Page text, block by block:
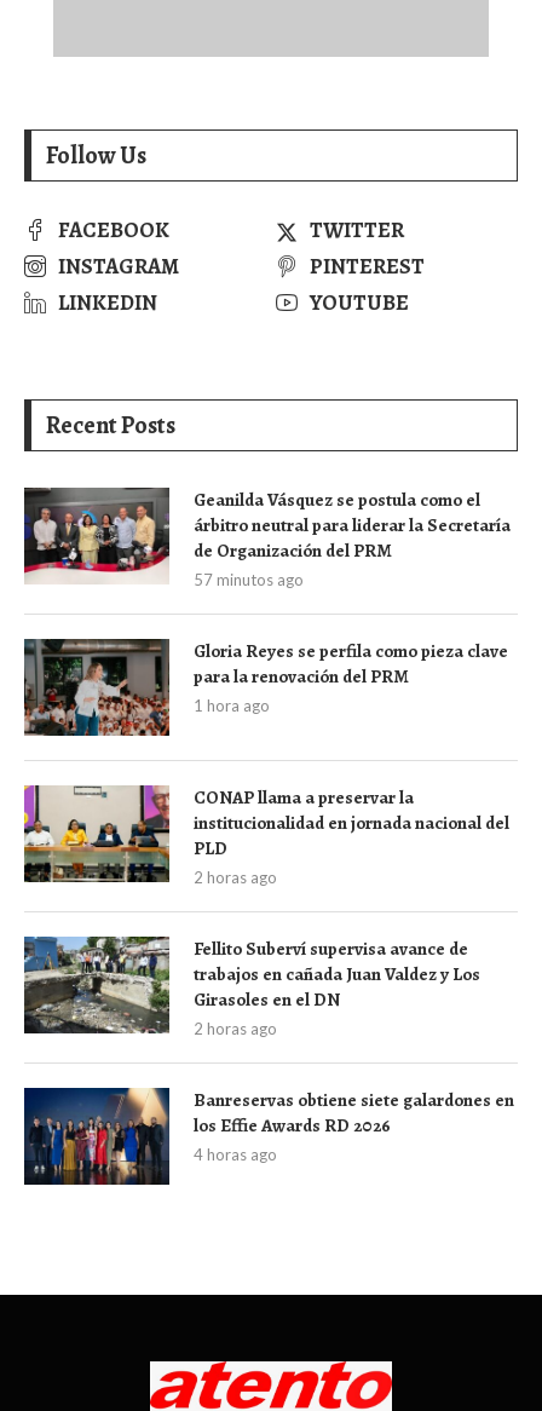
Follow Us
FACEBOOK
TWITTER
INSTAGRAM
PINTEREST
LINKEDIN
YOUTUBE
Recent Posts
Geanilda Vásquez se postula como el
árbitro neutral para liderar la Secretaría
de Organización del PRM
57 minutos ago
Gloria Reyes se perfila como pieza clave
para la renovación del PRM
1 hora ago
CONAP llama a preservar la
institucionalidad en jornada nacional del
PLD
2 horas ago
Fellito Suberví supervisa avance de
trabajos en cañada Juan Valdez y Los
Girasoles en el DN
2 horas ago
Banreservas obtiene siete galardones en
los Effie Awards RD 2026
4 horas ago